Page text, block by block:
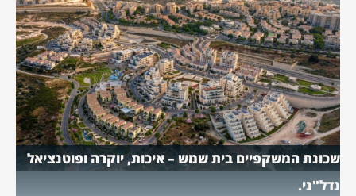
שכונת המשקפיים בית שמש – איכות, יוקרה ופוטנציאל
נדל"ני.